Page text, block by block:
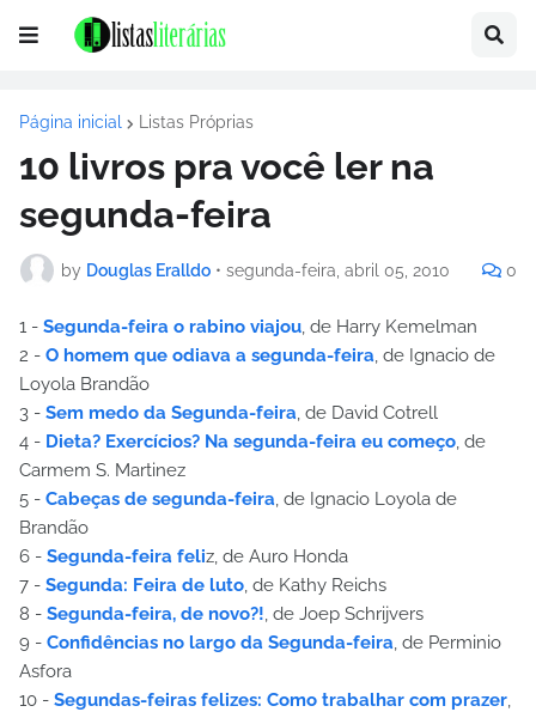
Página inicial Listas Próprias
10 livros pra você ler na
segunda-feira
by Douglas Eralldo • segunda-feira, abril 05, 2010 0
1 - Segunda-feira o rabino viajou, de Harry Kemelman
2 - O homem que odiava a segunda-feira, de Ignacio de
Loyola Brandão
3 - Sem medo da Segunda-feira, de David Cotrell
4 - Dieta? Exercícios? Na segunda-feira eu começo, de
Carmem S. Martinez
5 - Cabeças de segunda-feira, de Ignacio Loyola de
Brandão
6 - Segunda-feira feliz, de Auro Honda
7 - Segunda: Feira de luto, de Kathy Reichs
8 - Segunda-feira, de novo?!, de Joep Schrijvers
9 - Confidências no largo da Segunda-feira, de Perminio
Asfora
10 - Segundas-feiras felizes: Como trabalhar com prazer,